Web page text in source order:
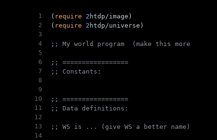
1
2
3
4
5
6
7
8
9
10
11
12
13
14
( require 2 htdp/image)
( require 2 htdp/universe)
;; My world program  (make this more
;; =================
;; Constants:
;; =================
;; Data definitions:
;; WS is ... (give WS a better name)